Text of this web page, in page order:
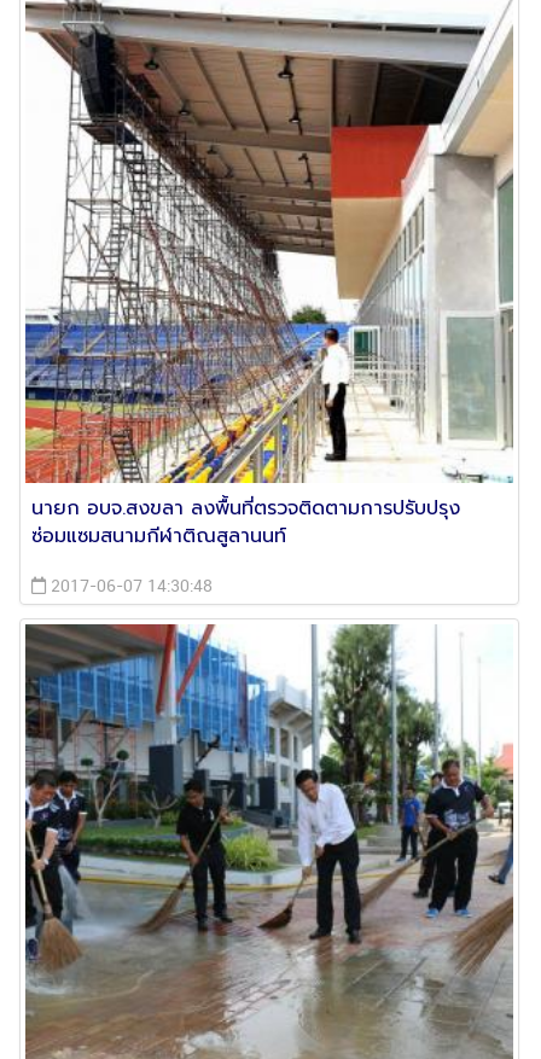
นายก อบจ.สงขลา ลงพื้นที่ตรวจติดตามการปรับปรุง
ซ่อมแซมสนามกีฬาติณสูลานนท์
2017-06-07 14:30:48